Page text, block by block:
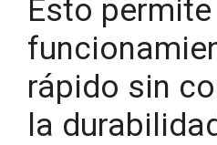
Esto permite
rápido sin
la